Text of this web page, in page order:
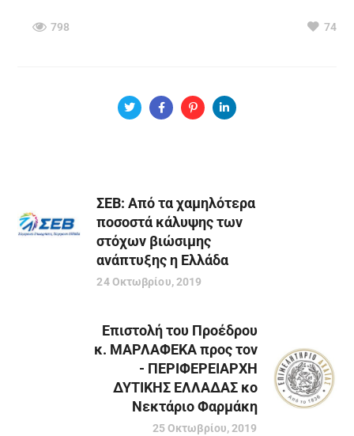
798 74
ΣΕΒ: Από τα χαμηλότερα
ποσοστά κάλυψης των
στόχων βιώσιμης
ανάπτυξης η Ελλάδα
24 Οκτωβρίου, 2019
Επιστολή του Προέδρου
κ. ΜΑΡΛΑΦΕΚΑ προς τον
- ΠΕΡΙΦΕΡΕΙΑΡΧΗ
ΔΥΤΙΚΗΣ ΕΛΛΑΔΑΣ κο
Νεκτάριο Φαρμάκη
25 Οκτωβρίου, 2019